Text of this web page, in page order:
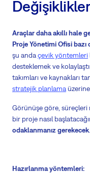
Araçlar daha akıllı hale
Proje Yönetimi Ofisi
şu andaçevik yöntemleri
desteklemek ve
takımları ve kaynakları
stratejik planlama
Görünüşe göre, süreçleri
bir proje nasıl
odaklanmanız gerekecek
Hazırlanma yöntemleri: